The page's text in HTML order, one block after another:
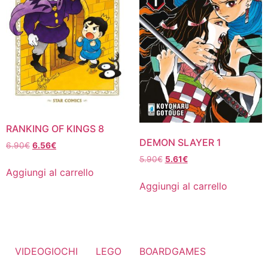
RANKING OF KINGS 8
6.90€ Il
originale
era:
6.56€Il
attuale
Aggiungi al carrello
DEMON SLAYER 1
5.90€ Il
originale
era:
5.61€Il
attuale
Aggiungi al carrello
VIDEOGIOCHI LEGO
BOARDGAMES